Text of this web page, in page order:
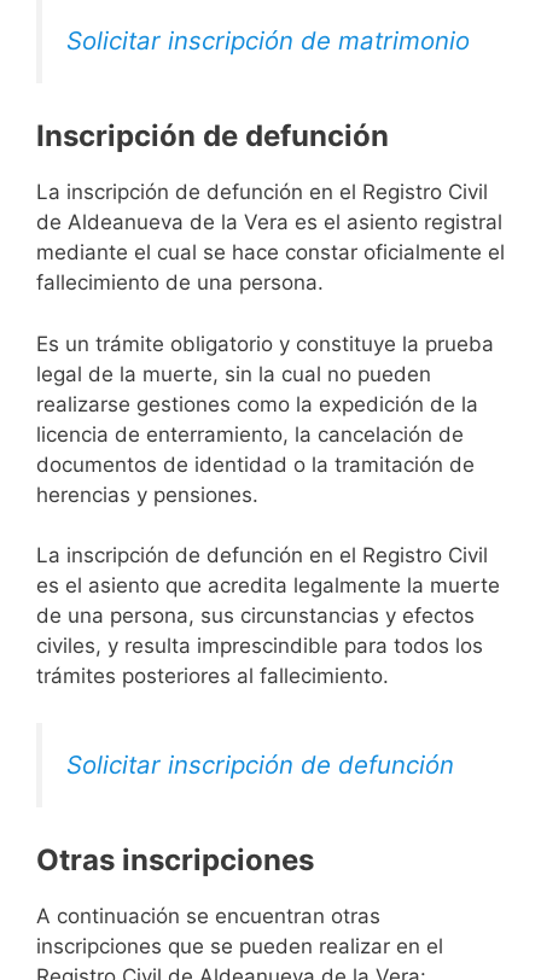
Solicitar inscripción de matrimonio
Inscripción de defunción
La inscripción de defunción en el Registro Civil
de Aldeanueva de la Vera es el asiento registral
mediante el cual se hace constar oficialmente el
fallecimiento de una persona.
Es un trámite obligatorio y constituye la prueba
legal de la muerte, sin la cual no pueden
realizarse gestiones como la expedición de la
licencia de enterramiento, la cancelación de
documentos de identidad o la tramitación de
herencias y pensiones.
La inscripción de defunción en el Registro Civil
es el asiento que acredita legalmente la muerte
de una persona, sus circunstancias y efectos
civiles, y resulta imprescindible para todos los
trámites posteriores al fallecimiento.
Solicitar inscripción de defunción
Otras inscripciones
A continuación se encuentran otras
inscripciones que se pueden realizar en el